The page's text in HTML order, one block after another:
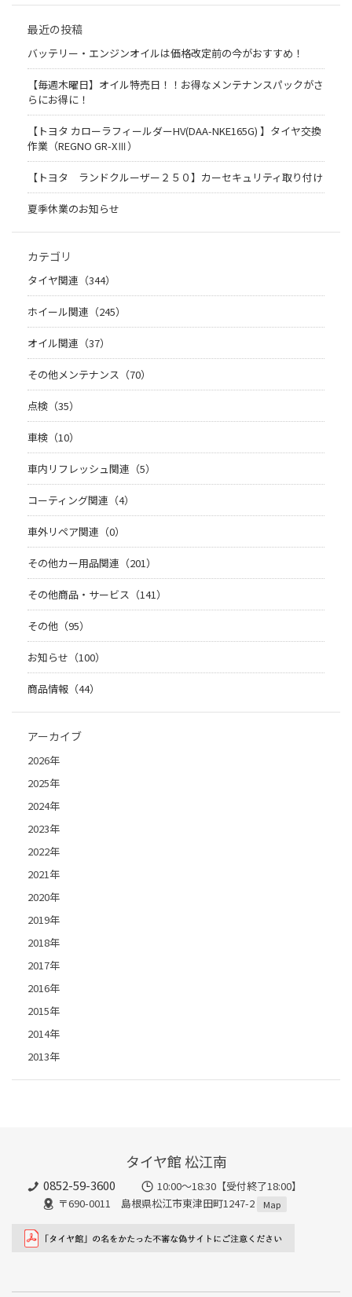
最近の投稿
バッテリー・エンジンオイルは価格改定前の今がおすすめ！
【毎週木曜日】オイル特売日！！お得なメンテナンスパックがさ
らにお得に！
【トヨタ カローラフィールダーHV(DAA-NKE165G) 】タイヤ交換
作業（REGNO GR-XⅢ）
【トヨタ ランドクルーザー２５０】カーセキュリティ取り付け
夏季休業のお知らせ
カテゴリ
タイヤ関連（344）
ホイール関連（245）
オイル関連（37）
その他メンテナンス（70）
点検（35）
車検（10）
車内リフレッシュ関連（5）
コーティング関連（4）
車外リペア関連（0）
その他カー用品関連（201）
その他商品・サービス（141）
その他（95）
お知らせ（100）
商品情報（44）
アーカイブ
2026年
2025年
2024年
2023年
2022年
2021年
2020年
2019年
2018年
2017年
2016年
2015年
2014年
2013年
タイヤ館 松江南
0852-59-3600
10:00～18:30【受付終了18:00】
〒690-0011 島根県松江市東津田町1247-2
Map